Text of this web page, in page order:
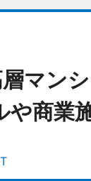
マン
や商